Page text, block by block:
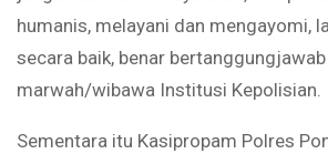
humanis, melayani dan mengayomi,
secara baik, benar
marwah/wibawa Institusi Kepolisian.
Sementara itu Kasipropam Polres